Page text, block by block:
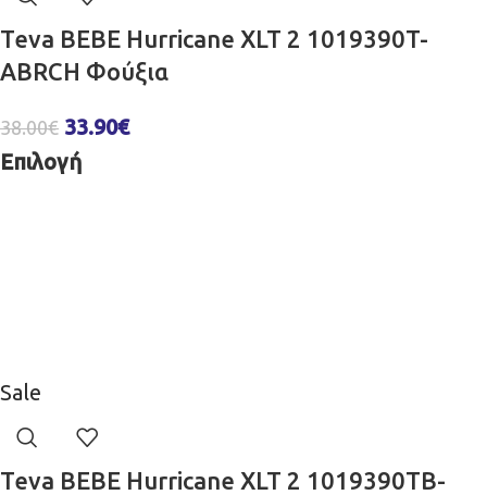
Teva BEBE Hurricane XLT 2 1019390T-
ABRCH Φούξια
38.00€ 33.90€
Επιλογή
Sale
Teva BEBE Hurricane XLT 2 1019390TB-